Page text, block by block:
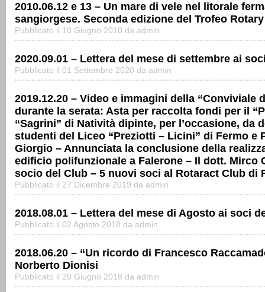
2010.06.12 e 13 – Un mare di vele nel litorale
sangiorgese. Seconda edizione del Trofeo
Pubblicato il 10 Giugno 2010 da admin
2020.09.01 – Lettera del mese di settembre ai
Pubblicato il 01 Settembre 2020 da admin
2019.12.20 – Video e immagini della “Conviviale
durante la serata: Asta per raccolta fondi per il
“Sagrini” di Natività dipinte, per l’occasione, da
studenti del Liceo “Preziotti – Licini” di Fermo e
Giorgio – Annunciata la conclusione della
edificio polifunzionale a Falerone – Il dott. Mirco
socio del Club – 5 nuovi soci al Rotaract Club di
Pubblicato il 27 Dicembre 2019 da admin
2018.08.01 – Lettera del mese di Agosto ai soci
Pubblicato il 02 Agosto 2018 da admin
2018.06.20 – “Un ricordo di Francesco
Norberto Dionisi
Pubblicato il 20 Giugno 2018 da admin